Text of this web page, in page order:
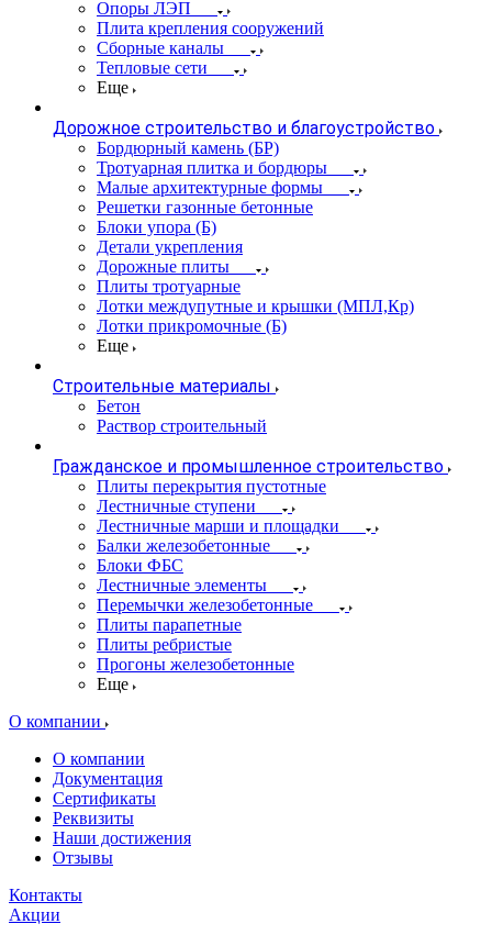
Опоры ЛЭП
Плита крепления сооружений
Сборные каналы
Тепловые сети
Еще
Дорожное строительство и благоустройство
Бордюрный камень (БР)
Тротуарная плитка и бордюры
Малые архитектурные формы
Решетки газонные бетонные
Блоки упора (Б)
Детали укрепления
Дорожные плиты
Плиты тротуарные
Лотки междупутные и крышки (МПЛ,Кр)
Лотки прикромочные (Б)
Еще
Строительные материалы
Бетон
Раствор строительный
Гражданское и промышленное строительство
Плиты перекрытия пустотные
Лестничные ступени
Лестничные марши и площадки
Балки железобетонные
Блоки ФБС
Лестничные элементы
Перемычки железобетонные
Плиты парапетные
Плиты ребристые
Прогоны железобетонные
Еще
О компании
О компании
Документация
Сертификаты
Реквизиты
Наши достижения
Отзывы
Контакты
Акции